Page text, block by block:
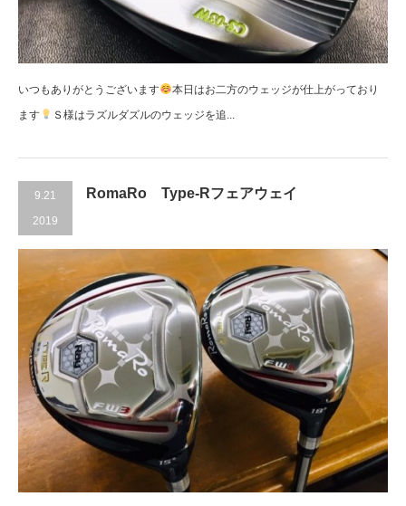
いつもありがとうございます
本日はお二方のウェッジが仕上がっており
ます
Ｓ様はラズルダズルのウェッジを追...
9.21
2019
RomaRo Type-Rフェアウェイ